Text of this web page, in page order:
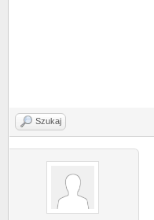
Szukaj